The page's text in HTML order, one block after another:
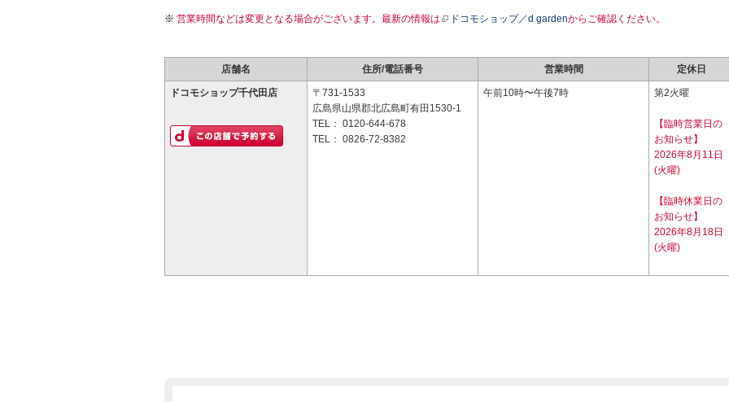
営業時間などは変更となる場合がございます。最新の情報は ドコモショップ／d gardenからご確認ください。
店舗名 住所/電話番号 営業時間 定休日
ドコモショップ千代田店
〒731-1533
広島県山県郡北広島町有田1530-1
TEL： 0120-644-678
TEL： 0826-72-8382
午前10時〜午後7時 第2火曜
【臨時営業日の
お知らせ】
2026年8月11日
(火曜)
【臨時休業日の
お知らせ】
2026年8月18日
(火曜)